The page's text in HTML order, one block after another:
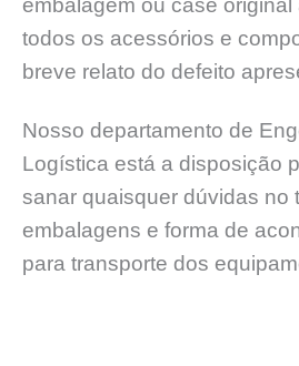
embalagem ou case
todos os acessórios e
breve relato do defeito
Nosso departamento de
Logística está a disposição
sanar quaisquer dúvidas no
embalagens e forma de
para transporte dos